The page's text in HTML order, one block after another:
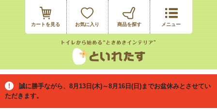
カートを見る お気に入り
誠に勝手ながら、8月13日(木)～8月16日(日)までお盆休みとさせてい
ただきます。